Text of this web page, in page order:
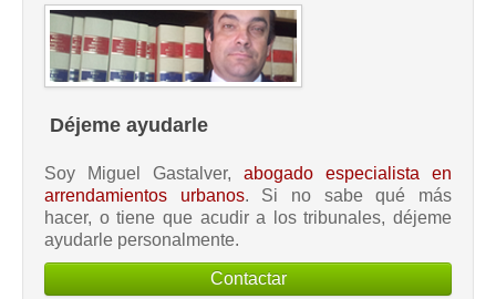
Déjeme ayudarle
Soy Miguel Gastalver, abogado especialista en
arrendamientos urbanos. Si no sabe qué más
hacer, o tiene que acudir a los tribunales, déjeme
ayudarle personalmente.
Contactar